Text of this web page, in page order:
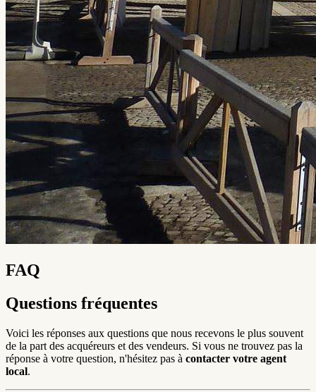
FAQ
Questions fréquentes
Voici les réponses aux questions que nous recevons le plus souvent
de la part des acquéreurs et des vendeurs. Si vous ne trouvez pas la
réponse à votre question, n'hésitez pas à contacter votre agent
local.